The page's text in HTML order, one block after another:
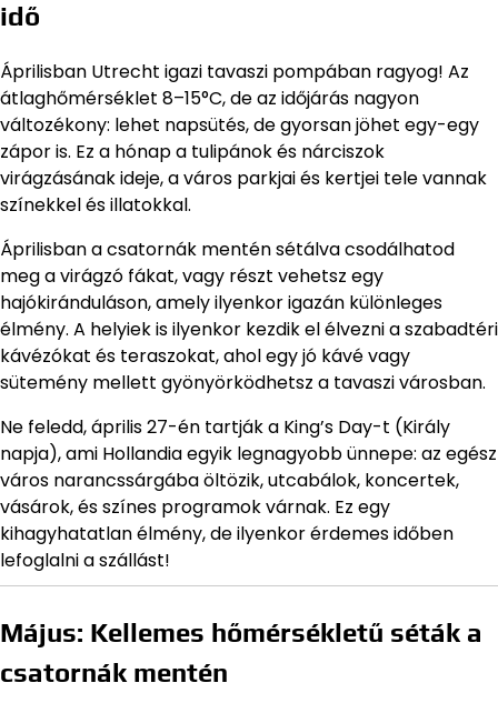
idő
Áprilisban Utrecht igazi tavaszi pompában ragyog! Az
átlaghőmérséklet 8–15°C, de az időjárás nagyon
változékony: lehet napsütés, de gyorsan jöhet egy-egy
zápor is. Ez a hónap a tulipánok és nárciszok
virágzásának ideje, a város parkjai és kertjei tele vannak
színekkel és illatokkal.
Áprilisban a csatornák mentén sétálva csodálhatod
meg a virágzó fákat, vagy részt vehetsz egy
hajókiránduláson, amely ilyenkor igazán különleges
élmény. A helyiek is ilyenkor kezdik el élvezni a szabadtéri
kávézókat és teraszokat, ahol egy jó kávé vagy
sütemény mellett gyönyörködhetsz a tavaszi városban.
Ne feledd, április 27-én tartják a King’s Day-t (Király
napja), ami Hollandia egyik legnagyobb ünnepe: az egész
város narancssárgába öltözik, utcabálok, koncertek,
vásárok, és színes programok várnak. Ez egy
kihagyhatatlan élmény, de ilyenkor érdemes időben
lefoglalni a szállást!
Május: Kellemes hőmérsékletű séták a
csatornák mentén